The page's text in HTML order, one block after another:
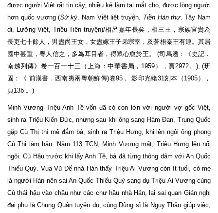
được người Việt rất tin cậy, nhiều kẻ làm tai mắt cho, được lòng người
hơn quốc vương (Sử ký. Nam Việt liệt truyện. Tiền Hán thư. Tây Nam
di, Lưỡng Việt, Triều Tiên truyện)/相呂嘉年長矣，相三王，宗族官貴為
長吏七十餘人，男盡尚王女，女盡嫁王子弟宗室，及蒼梧秦王有連。其居
國中甚重，粵人信之，多為耳目者，得眾心愈於王。 (司馬遷：《史記．
南越列傳》卷一百一十三（上海：中華書局，1959），頁2972。); (班
固：《 前漢書．西南夷兩粵朝鮮傳)卷95， 影印光緒31刻本（1905），
頁13b 。)
Minh Vương Triệu Anh Tề vốn đã có con lớn với người vợ gốc Việt,
sinh ra Triệu Kiến Đức, nhưng sau khi ông sang Hàm Đan, Trung Quốc
gặp Cù Thị thì mê đắm bà, sinh ra Triệu Hưng, khi lên ngôi ông phong
Cù Thị làm hậu. Năm 113 TCN, Minh Vương mất, Triệu Hưng lên nối
ngôi. Cù Hậu trước khi lấy Anh Tề, bà đã từng thông dâm với An Quốc
Thiếu Quý. Vua Vũ Đế nhà Hán thấy Triệu Ai Vương còn ít tuổi, có mẹ
là người Hán nên sai An Quốc Thiếu Quý sang dụ Triệu Ai Vương cùng
Cù thái hậu vào chầu như các chư hầu nhà Hán, lại sai quan Gián nghị
đại phu là Chung Quân tuyên dụ, cùng Dũng sĩ là Ngụy Thần giúp việc,